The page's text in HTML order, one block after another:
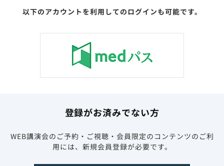
以下のアカウントを利用してのログインも可能です。
登録がお済みでない方
WEB講演会のご予約・ご視聴・会員限定のコンテンツのご利
用には、新規会員登録が必要です。